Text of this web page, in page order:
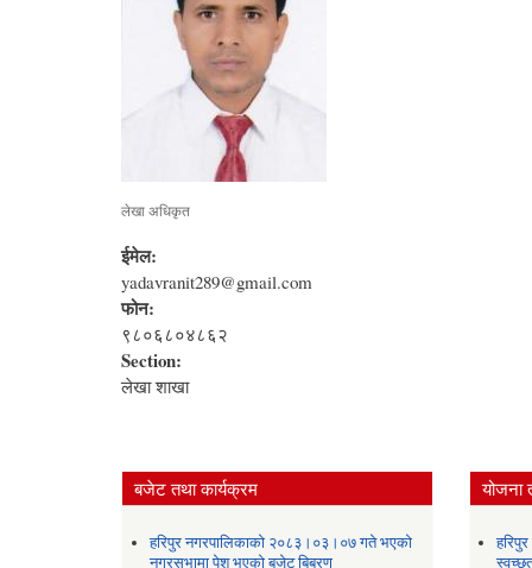
लेखा अधिकृत
ईमेल:
yadavranit289@gmail.com
फोन:
९८०६८०४८६२
Section:
लेखा शाखा
बजेट तथा कार्यक्रम
हरिपुर नगरपालिकाको २०८३।०३।०७ गते भएको
नगरसभामा पेश भएको बजेट बिबरण
योजना